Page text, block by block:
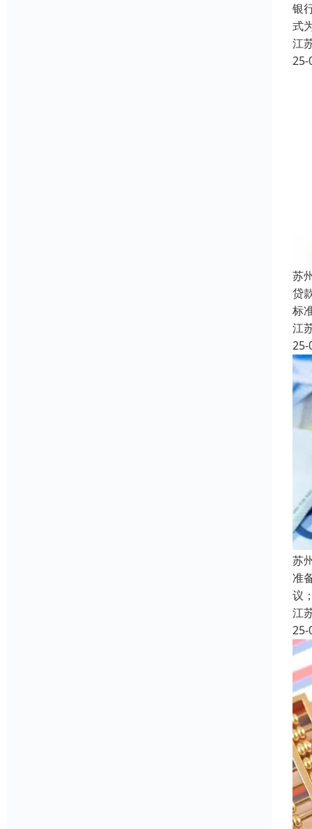
银
式
江
25-
苏
贷
标
江
25-
苏
准
议
江
25-